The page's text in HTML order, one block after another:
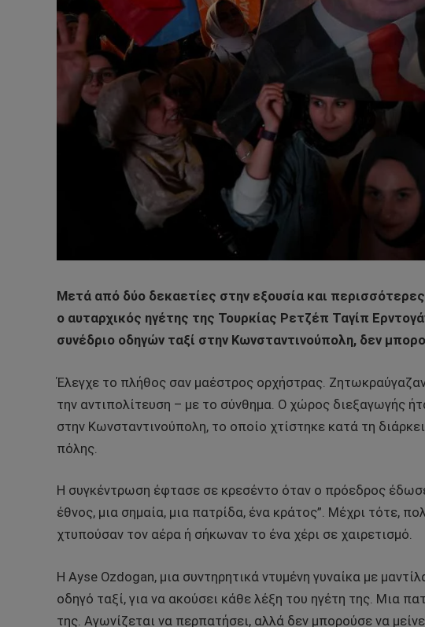
Μετά από δύο δεκαετίες στην εξουσία και
ο αυταρχικός ηγέτης της Τουρκίας Ρετζέπ Ταγίπ
συνέδριο οδηγών ταξί στην Κωνσταντινούπολη, δεν
Έλεγχε το πλήθος σαν μαέστρος ορχήστρας.
την αντιπολίτευση – με το σύνθημα. Ο χώρος διεξαγωγής
στην Κωνσταντινούπολη, το οποίο χτίστηκε κατά τη
πόλης.
Η συγκέντρωση έφτασε σε κρεσέντο όταν ο πρόεδρος
έθνος, μια σημαία, μια πατρίδα, ένα κράτος”. Μέχρι τότε,
χτυπούσαν τον αέρα ή σήκωναν το ένα χέρι σε χαιρετισμό.
Η Ayse Ozdogan, μια συντηρητικά ντυμένη γυναίκα με
οδηγό ταξί, για να ακούσει κάθε λέξη του ηγέτη της. Μια
της. Αγωνίζεται να περπατήσει, αλλά δεν μπορούσε να